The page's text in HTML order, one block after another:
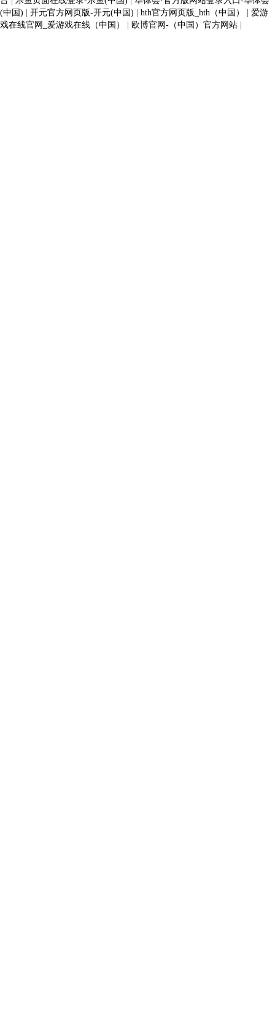
(中国)
开元官方网页版-开元(中国) hth官方网页版_hth（中国）
爱游
戏在线官网_爱游戏在线（中国）
欧博官网-（中国）官方网站